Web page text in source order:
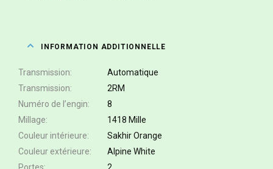
INFORMATION ADDITIONNELLE
Transmission
Automatique
Transmission
2RM
Numéro de l’engin
8
Millage
1418 Mille
Couleur intérieure
Sakhir Orange
Couleur extérieure
Alpine White
Portes
2